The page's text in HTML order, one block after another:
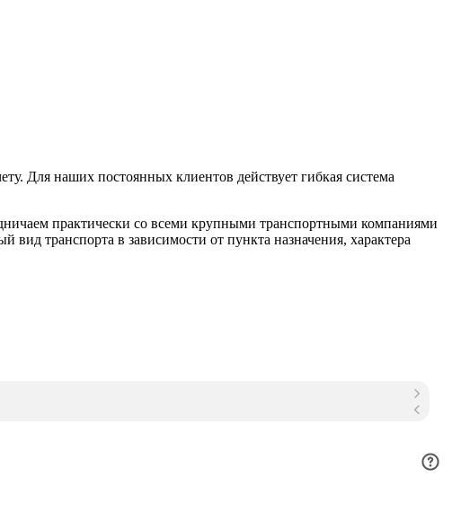
Для наших постоянных клиентов действует гибкая система
практически со всеми крупными транспортными компаниями
транспорта в зависимости от пункта назначения, характера